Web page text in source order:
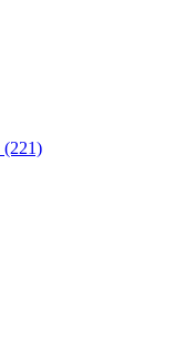
(221)